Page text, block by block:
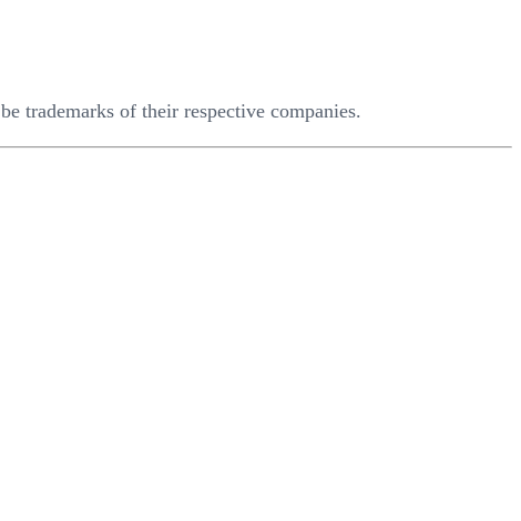
trademarks of their respective companies.